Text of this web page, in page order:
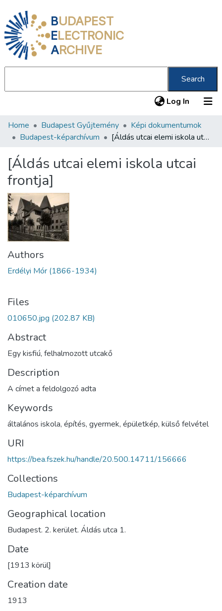
BUDAPEST
ELECTRONIC
ARCHIVE
Search
Log In (current)
Communities & Collections
Statistics
About us
Home Budapest Gyűjtemény
Képi dokumentumok
Budapest-képarchívum
[Áldás utcai elemi iskola utcai frontja]
[Áldás utcai elemi iskola utcai
frontja]
Authors
Erdélyi Mór (1866-1934)
Files
010650.jpg (202.87 KB)
Abstract
Egy kisfiú, felhalmozott utcakő
Description
A címet a feldolgozó adta
Keywords
általános iskola, építés, gyermek, épületkép, külső felvétel
URI
https://bea.fszek.hu/handle/20.500.14711/156666
Collections
Budapest-képarchívum
Geographical location
Budapest. 2. kerület. Áldás utca 1.
Date
[1913 körül]
Creation date
1913